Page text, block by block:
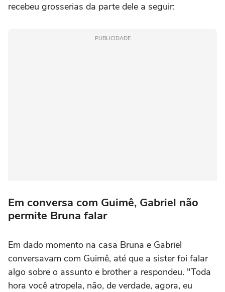
recebeu grosserias da parte dele a seguir:
PUBLICIDADE
Em conversa com Guimê, Gabriel não
permite Bruna falar
Em dado momento na casa Bruna e Gabriel
conversavam com Guimê, até que a sister foi falar
algo sobre o assunto e brother a respondeu. "Toda
hora você atropela, não, de verdade, agora, eu